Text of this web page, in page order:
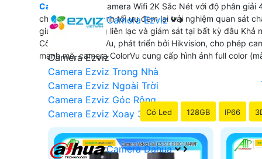
Camera Ezviz
Camera Ezviz
Camera Ezviz Trong Nhà
Camera Ezviz Ngoài Trời
Camera Ezviz Góc Rộng
Camera Ezviz Xoay 360
Camera Dahua
Camera wifi 2k
Camera Wifi 2K Sắc Nét với độ phân
chất lượng hình ảnh tối ưu đem lại trải nghiệm quan sát
giúp bạn dễ dàng liên lạc và giám sát tại bất kỳ đâu Khả
Công nghệ ColorVu, phát triển bởi Hikvision, cho phép
mạnh mẽ, camera ColorVu cung cấp hình ảnh full color
Có Led 128GB IP66